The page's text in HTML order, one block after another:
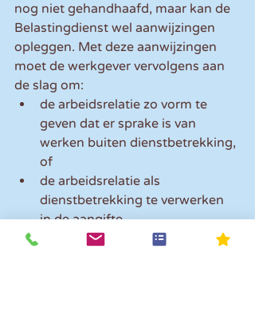
nog niet gehandhaafd, maar kan de
Belastingdienst wel aanwijzingen
opleggen. Met deze aanwijzingen
moet de werkgever vervolgens aan
de slag om:
de arbeidsrelatie zo vorm te
geven dat er sprake is van
werken buiten dienstbetrekking,
of
de arbeidsrelatie als
dienstbetrekking te verwerken
in de aangifte.